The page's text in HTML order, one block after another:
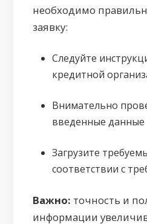
необходимо
заявку:
Следуйте
кредитной
Внимательно
введенные данные
Загрузите
соответствии с
Важно: точность и
информации